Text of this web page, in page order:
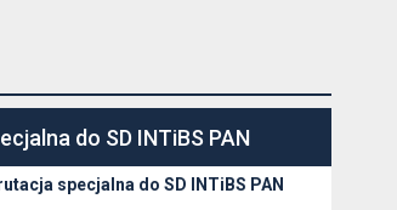
do SD INTiBS PAN
specjalna do SD INTiBS PAN